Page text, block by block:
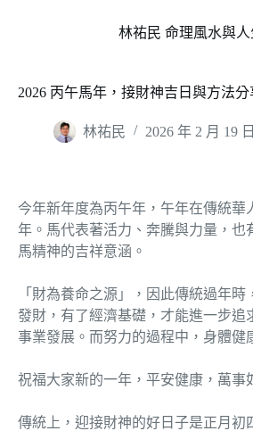
林祐民 命理風水與人
2026 丙午馬年，接財神吉日與方法分
林祐民 2026 年 2 月 19 日
今年新年度為丙午年，午年在傳統華
年。馬代表著活力、奔騰與力量，也
馬精神的吉祥意涵。
「財為養命之源」，因此傳統過年
發財，有了經濟基礎，才能進一步追
事業發展。而努力的過程中，身體健
祝福大家新的一年，平安健康，萬事
傳統上，迎接財神的好日子是正月初